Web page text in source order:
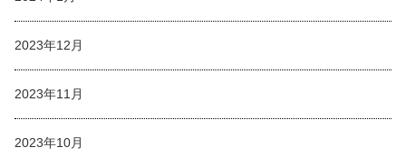
2023年12月
2023年11月
2023年10月